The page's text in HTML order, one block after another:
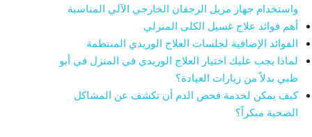
واستخدام جهاز مزيل الرجفان الخارجي الآلي المناسبة
أهم فوائد علاج غسيل الكلى المنزلي
الفوائد الإضافية لجلسات العلاج الوريدي المنتظمة
لماذا يجب عليك اختيار العلاج الوريدي في المنزل في أبو
ظبي بدلاً من زيارات العيادة؟
كيف يمكن لخدمة فحص الدم أن تكشف عن المشاكل
الصحية مبكراً؟